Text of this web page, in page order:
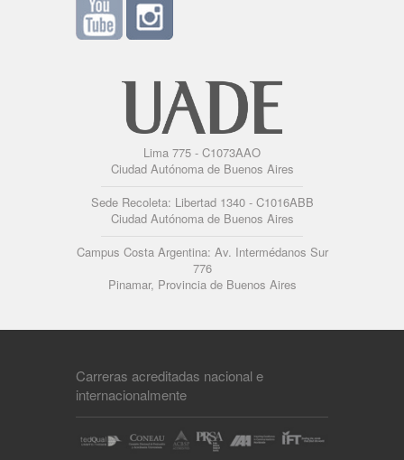
Lima 775 - C1073AAO
Ciudad Autónoma de Buenos Aires
Sede Recoleta: Libertad 1340 - C1016ABB
Ciudad Autónoma de Buenos Aires
Campus Costa Argentina: Av. Intermédanos Sur
776
Pinamar, Provincia de Buenos Aires
Carreras acreditadas nacional e
internacionalmente